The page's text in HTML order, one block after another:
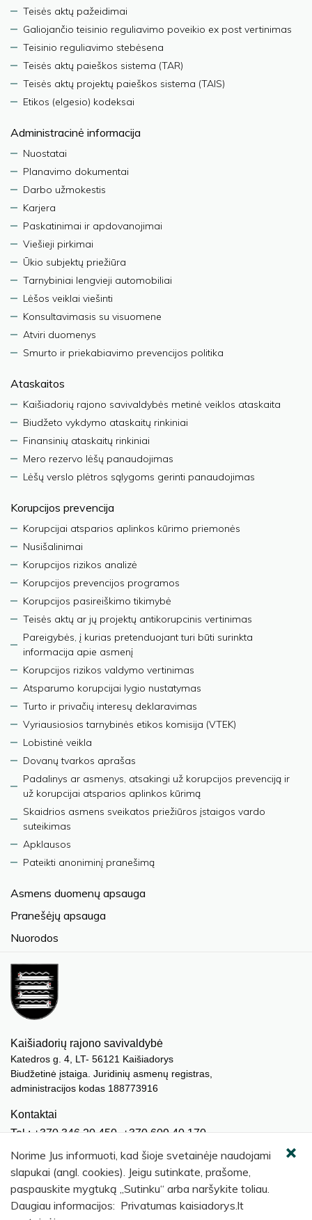
Teisės aktų pažeidimai
Galiojančio teisinio reguliavimo poveikio ex post vertinimas
Teisinio reguliavimo stebėsena
Teisės aktų paieškos sistema (TAR)
Teisės aktų projektų paieškos sistema (TAIS)
Etikos (elgesio) kodeksai
Administracinė informacija
Nuostatai
Planavimo dokumentai
Darbo užmokestis
Karjera
Paskatinimai ir apdovanojimai
Viešieji pirkimai
Ūkio subjektų priežiūra
Tarnybiniai lengvieji automobiliai
Lėšos veiklai viešinti
Konsultavimasis su visuomene
Atviri duomenys
Smurto ir priekabiavimo prevencijos politika
Ataskaitos
Kaišiadorių rajono savivaldybės metinė veiklos ataskaita
Biudžeto vykdymo ataskaitų rinkiniai
Finansinių ataskaitų rinkiniai
Mero rezervo lėšų panaudojimas
Lėšų verslo plėtros sąlygoms gerinti panaudojimas
Korupcijos prevencija
Korupcijai atsparios aplinkos kūrimo priemonės
Nusišalinimai
Korupcijos rizikos analizė
Korupcijos prevencijos programos
Korupcijos pasireiškimo tikimybė
Teisės aktų ar jų projektų antikorupcinis vertinimas
Pareigybės, į kurias pretenduojant turi būti surinkta
informacija apie asmenį
Korupcijos rizikos valdymo vertinimas
Atsparumo korupcijai lygio nustatymas
Turto ir privačių interesų deklaravimas
Vyriausiosios tarnybinės etikos komisija (VTEK)
Lobistinė veikla
Dovanų tvarkos aprašas
Padalinys ar asmenys, atsakingi už korupcijos prevenciją ir
už korupcijai atsparios aplinkos kūrimą
Skaidrios asmens sveikatos priežiūros įstaigos vardo
suteikimas
Apklausos
Pateikti anoniminį pranešimą
Asmens duomenų apsauga
Pranešėjų apsauga
Nuorodos
Kaišiadorių rajono savivaldybė
Katedros g. 4, LT- 56121 Kaišiadorys
Biudžetinė įstaiga. Juridinių asmenų registras,
administracijos kodas 188773916
Kontaktai
Tel.: +370 346 20 450, +370 609 40 170
El. paštas.: meras@kaisiadorys.lt
dokumentai@kaisiadorys.lt
Naujienų prenumerata
Norime Jus informuoti, kad šioje svetainėje naudojami
slapukai (angl. cookies). Jeigu sutinkate, prašome,
paspauskite mygtuką „Sutinku“ arba naršykite toliau.
Daugiau informacijos: Privatumas kaisiadorys.lt